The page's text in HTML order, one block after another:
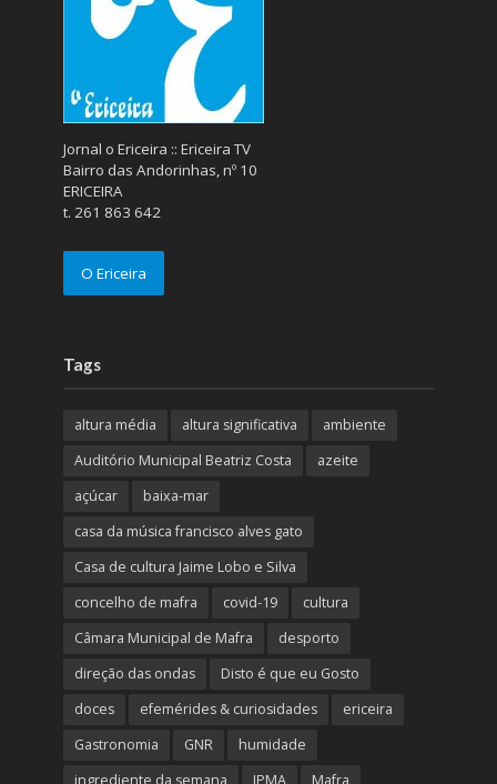
Jornal o Ericeira :: Ericeira TV
Bairro das Andorinhas, nº 10
ERICEIRA
t. 261 863 642
O Ericeira
Tags
altura média altura significativa
ambiente
Auditório Municipal Beatriz Costa
azeite
açúcar
baixa-mar
casa da música francisco alves gato
Casa de cultura Jaime Lobo e Silva
concelho de mafra
covid-19
cultura
Câmara Municipal de Mafra
desporto
direção das ondas
Disto é que eu Gosto
doces
efemérides & curiosidades
ericeira
Gastronomia
GNR
humidade
ingrediente da semana
IPMA Mafra